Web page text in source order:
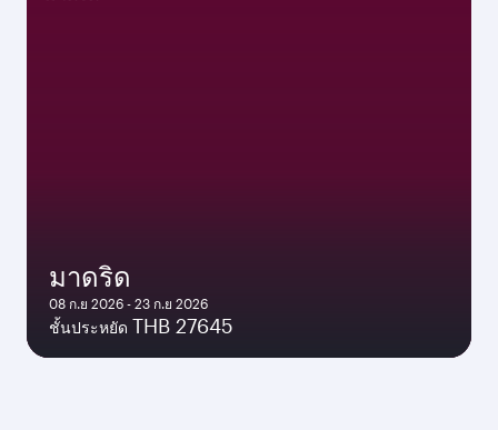
มาดริด
08 ก.ย 2026 - 23 ก.ย 2026
ชั้นประหยัด THB 27645